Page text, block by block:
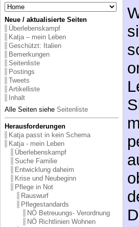
Neue / aktualisierte Seiten
Überlebenskampf
Katja – mein Leben
Geschützt: Italien
Bemerkungen
Seitenliste
Postings
Tweets
Artikelliste
Inhalt
Alle Seiten siehe Seitenliste
Herausforderungen
Katja passt in kein Schema
Katja - mein Leben
Überlebenskampf
Suche Familie
Entwicklung daheim
Krise und Neubeginn
Pflege in Not
Rauswurf
Pflegestandards
NÖ Betreuungs- Verordnung
NÖ Richtlinien Wohnen